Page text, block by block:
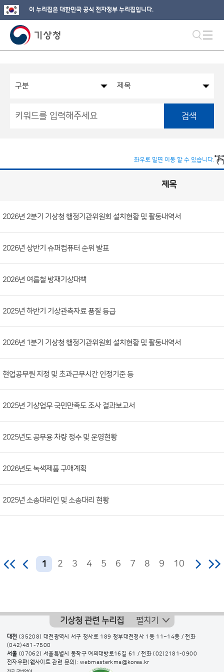
이 누리집은 대한민국 공식 전자정부 누리집입니다.
검색
좌우로 밀면 이동 할 수 있습니다.
공
개
정
보
목
록
류,
첨
부
일,
조
회
제목
2026년 2분기 기상청 행정기관위원회 설치현황 및 활동내역서
2026년 상반기 슈퍼컴퓨터 순위 발표
2026년 여름철 방재기상대책
2025년 하반기 기상관측자료 품질 등급
2026년 1분기 기상청 행정기관위원회 설치현황 및 활동내역서
현업공무원 지정 및 초과근무시간 인정기준 등
2025년 기상업무 국민만족도 조사 결과보고서
2025년도 공무용 차량 정수 및 운영현황
2026년도 녹색제품 구매계획
2025년 소송대리인 및 소송대리 현황
1 2 3 4 5 6 7 8 9 10
기상청 관련 누리집 펼치기
대전 (35208) 대전광역시 서구 청사로 189 정부대전청사 1동 11~14층 / 전화
(042)481-7500
서울 (07062) 서울특별시 동작구 여의대방로16길 61 / 전화(02)2181-0900
전자우편(웹사이트 관련 문의): webmasterkma@korea.kr